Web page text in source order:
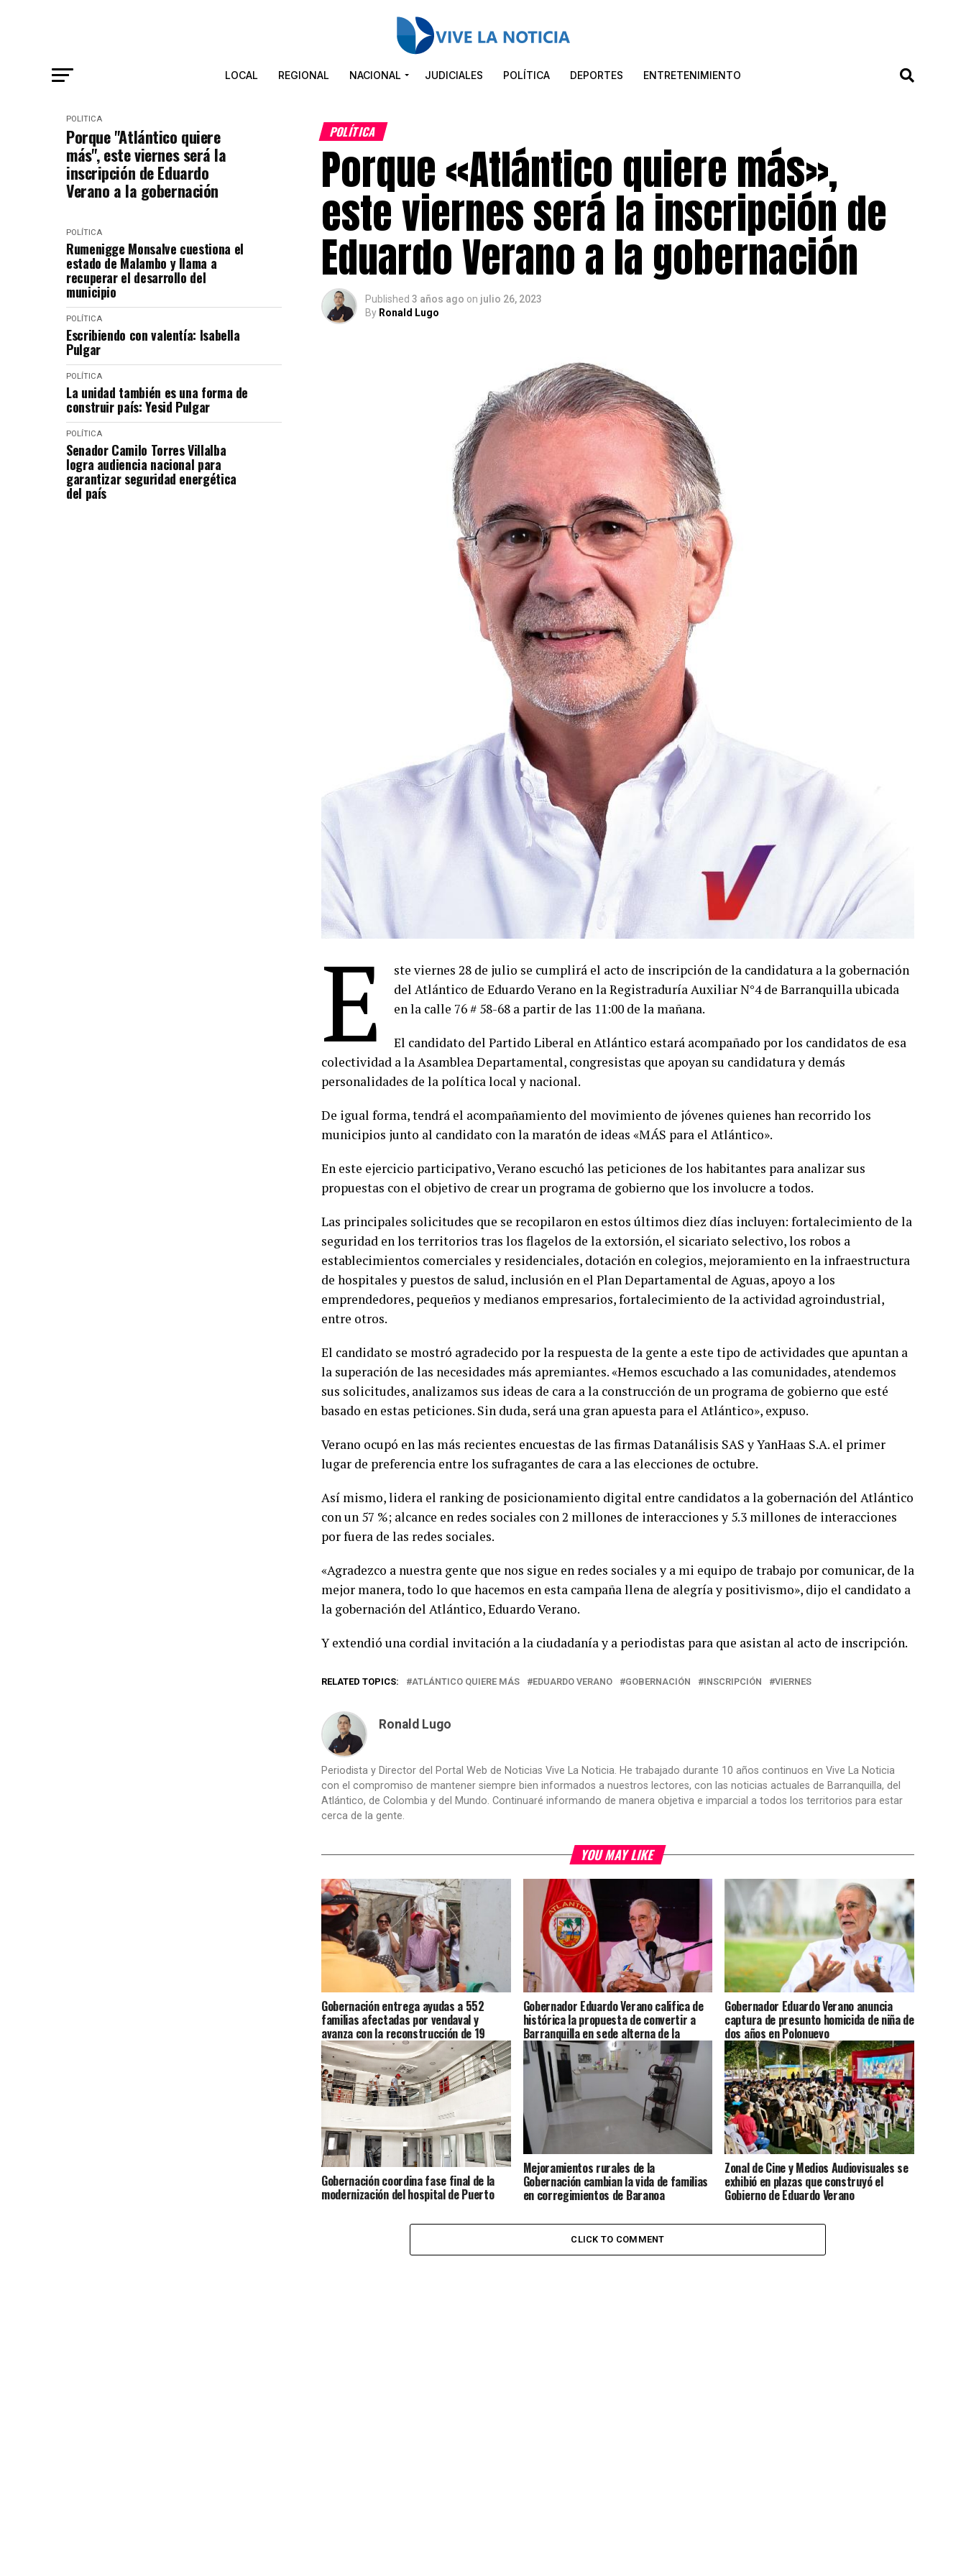
LOCAL REGIONAL NACIONAL JUDICIALES POLÍTICA DEPORTES ENTRETENIMIENTO
POLÍTICA
Porque "Atlántico quiere
más", este viernes será la
inscripción de Eduardo
Verano a la gobernación
POLÍTICA
Rumenigge Monsalve cuestiona el
estado de Malambo y llama a
recuperar el desarrollo del
municipio
POLÍTICA
Escribiendo con valentía: Isabella
Pulgar
POLÍTICA
La unidad también es una forma de
construir país: Yesid Pulgar
POLÍTICA
Senador Camilo Torres Villalba
logra audiencia nacional para
garantizar seguridad energética
del país
POLÍTICA
Porque «Atlántico quiere más»,
este viernes será la inscripción de
Eduardo Verano a la gobernación
Published 3 años ago on julio 26, 2023
By Ronald Lugo
E
ste viernes 28 de julio se cumplirá el acto de inscripción de la candidatura a la gobernación
del Atlántico de Eduardo Verano en la Registraduría Auxiliar N°4 de Barranquilla ubicada
en la calle 76 # 58-68 a partir de las 11:00 de la mañana.
El candidato del Partido Liberal en Atlántico estará acompañado por los candidatos de esa
colectividad a la Asamblea Departamental, congresistas que apoyan su candidatura y demás
personalidades de la política local y nacional.
De igual forma, tendrá el acompañamiento del movimiento de jóvenes quienes han recorrido los
municipios junto al candidato con la maratón de ideas «MÁS para el Atlántico».
En este ejercicio participativo, Verano escuchó las peticiones de los habitantes para analizar sus
propuestas con el objetivo de crear un programa de gobierno que los involucre a todos.
Las principales solicitudes que se recopilaron en estos últimos diez días incluyen: fortalecimiento de la
seguridad en los territorios tras los flagelos de la extorsión, el sicariato selectivo, los robos a
establecimientos comerciales y residenciales, dotación en colegios, mejoramiento en la infraestructura
de hospitales y puestos de salud, inclusión en el Plan Departamental de Aguas, apoyo a los
emprendedores, pequeños y medianos empresarios, fortalecimiento de la actividad agroindustrial,
entre otros.
El candidato se mostró agradecido por la respuesta de la gente a este tipo de actividades que apuntan a
la superación de las necesidades más apremiantes. «Hemos escuchado a las comunidades, atendemos
sus solicitudes, analizamos sus ideas de cara a la construcción de un programa de gobierno que esté
basado en estas peticiones. Sin duda, será una gran apuesta para el Atlántico», expuso.
Verano ocupó en las más recientes encuestas de las firmas Datanálisis SAS y YanHaas S.A. el primer
lugar de preferencia entre los sufragantes de cara a las elecciones de octubre.
Así mismo, lidera el ranking de posicionamiento digital entre candidatos a la gobernación del Atlántico
con un 57 %; alcance en redes sociales con 2 millones de interacciones y 5.3 millones de interacciones
por fuera de las redes sociales.
«Agradezco a nuestra gente que nos sigue en redes sociales y a mi equipo de trabajo por comunicar, de la
mejor manera, todo lo que hacemos en esta campaña llena de alegría y positivismo», dijo el candidato a
la gobernación del Atlántico, Eduardo Verano.
Y extendió una cordial invitación a la ciudadanía y a periodistas para que asistan al acto de inscripción.
RELATED TOPICS: ATLÁNTICO QUIERE MÁS EDUARDO VERANO GOBERNACIÓN INSCRIPCIÓN VIERNES
Ronald Lugo
Periodista y Director del Portal Web de Noticias Vive La Noticia. He trabajado durante 10 años continuos en Vive La Noticia
con el compromiso de mantener siempre bien informados a nuestros lectores, con las noticias actuales de Barranquilla, del
Atlántico, de Colombia y del Mundo. Continuaré informando de manera objetiva e imparcial a todos los territorios para estar
cerca de la gente.
YOU MAY LIKE
Gobernación entrega ayudas a 552
familias afectadas por vendaval y
avanza con la reconstrucción de 19
viviendas
Gobernador Eduardo Verano califica de
histórica la propuesta de convertir a
Barranquilla en sede alterna de la
Presidencia de la República
Gobernador Eduardo Verano anuncia
captura de presunto homicida de niña de
dos años en Polonuevo
Gobernación coordina fase final de la
modernización del hospital de Puerto
Mejoramientos rurales de la
Gobernación cambian la vida de familias
en corregimientos de Baranoa
Zonal de Cine y Medios Audiovisuales se
exhibió en plazas que construyó el
Gobierno de Eduardo Verano
CLICK TO COMMENT